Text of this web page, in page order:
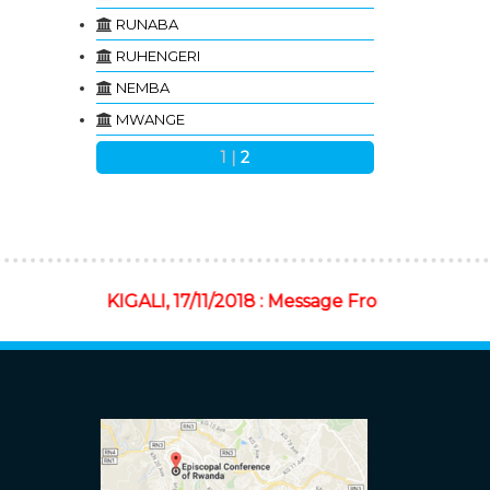
RUNABA
RUHENGERI
NEMBA
MWANGE
1 |2
KIGALI, 17/11/2018 : Message From The